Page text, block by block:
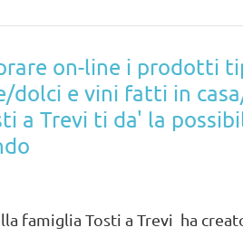
on-line i prodotti
dolci e vini fatti in
a Trevi ti da' la
famiglia Tosti a Trevi ha